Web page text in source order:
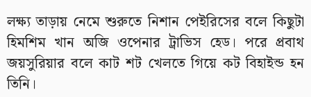
লক্ষ্য তাড়ায় নেমে শুরুতে নিশান পেইরিসের বলে কিছুটা
হিমশিম খান অজি ওপেনার ট্রাভিস হেড। পরে প্রবাথ
জয়সুরিয়ার বলে কাট শট খেলতে গিয়ে কট বিহাইন্ড হন
তিনি।